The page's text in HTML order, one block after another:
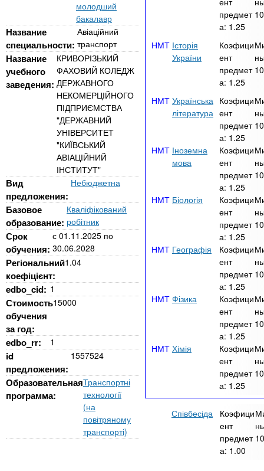
n
t
s
n
f
o
з
а
в
е
д
Онлайн курсы
За рубежом
молодший
бакалавр
Название
специальности:
Авіаційний
транспорт
Название
учебного
заведения:
КРИВОРІЗЬКИЙ
ФАХОВИЙ КОЛЕДЖ
ДЕРЖАВНОГО
НЕКОМЕРЦІЙНОГО
ПІДПРИЄМСТВА
"ДЕРЖАВНИЙ
УНІВЕРСИТЕТ
"КИЇВСЬКИЙ
АВІАЦІЙНИЙ
ІНСТИТУТ"
Вид
предложения:
Небюджетна
Базовое
образование:
Кваліфікований
робітник
Срок
обучения:
с 01.11.2025 по
30.06.2028
Регіональний
коефіцієнт:
1.04
edbo_cid: 1
Стоимость
обучения
за год:
15000
edbo_rr: 1
id
предложения:
1557524
Образовательная
программа:
Транспортні
технології
(на
повітряному
транспорті)
предмет
а: 1.25
Історія
України
Коэфици
ент
предмет
а: 1.25
Українська
література
Коэфици
ент
предмет
а: 1.25
Іноземна
мова
Коэфици
ент
предмет
а: 1.25
Біологія
Коэфици
ент
предмет
а: 1.25
Географія
Коэфици
ент
предмет
а: 1.25
Фізика
Коэфици
ент
предмет
а: 1.25
Хімія
Коэфици
ент
предмет
а: 1.25
Співбесіда
Коэфици
ент
предмет
а: 1.00